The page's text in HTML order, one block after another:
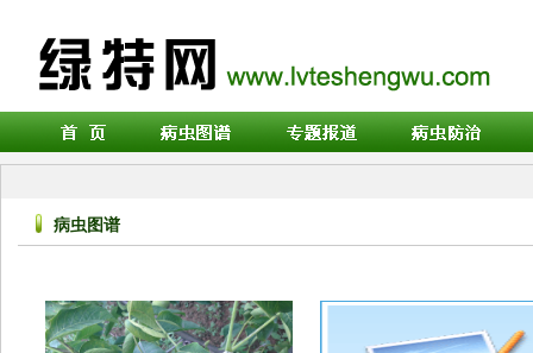
病虫图谱